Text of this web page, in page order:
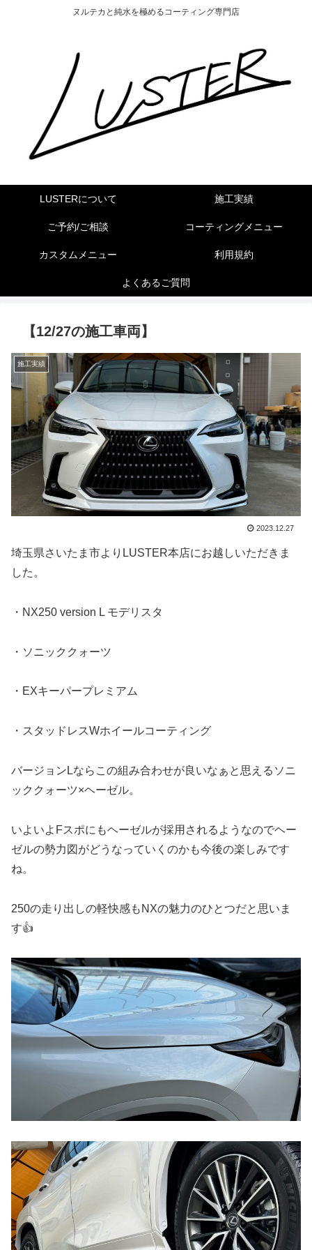
ヌルテカと純水を極めるコーティング専門店
LUSTERについて 施工実績
ご予約/ご相談 コーティングメニュー
カスタムメニュー 利用規約
よくあるご質問
【12/27の施工車両】
施工実績
2023.12.27
埼玉県さいたま市よりLUSTER本店にお越しいただきま
した。
・NX250 version L モデリスタ
・ソニッククォーツ
・EXキーパープレミアム
・スタッドレスWホイールコーティング
バージョンLならこの組み合わせが良いなぁと思えるソニ
ッククォーツ×ヘーゼル。
いよいよFスポにもヘーゼルが採用されるようなのでヘー
ゼルの勢力図がどうなっていくのかも今後の楽しみです
ね。
250の走り出しの軽快感もNXの魅力のひとつだと思いま
す👍